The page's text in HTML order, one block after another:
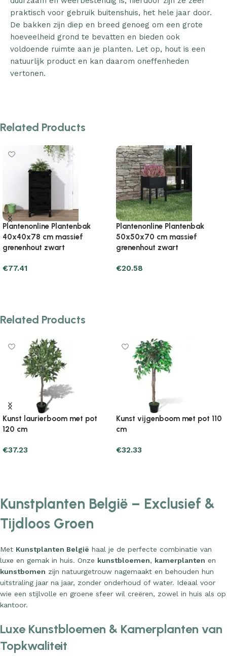
praktisch voor gebruik buitenshuis, het hele jaar door.
De bakken zijn diep en breed genoeg om een grote
hoeveelheid grond te bevatten en bieden ook
voldoende ruimte aan je planten. Let op, hout is een
natuurlijk product en kan daarom oneffenheden
vertonen.
Related Products
Plantenonline Plantenbak
50x50x70 cm massief
grenenhout zwart
€20.58
Plantenonline Plantenbak met
hekontwerp 40x40x40 cm
massief grenenhout zwart
€24.49
Related Products
Kunst laurierboom met pot
120 cm
€37.23
Kunst vijgenboom met pot 110
cm
€32.33
Kunstplanten België – Exclusief &
Tijdloos Groen
Met Kunstplanten België haal je de perfecte combinatie van
luxe en gemak in huis. Onze kunstbloemen, kamerplanten en
kunstbomen zijn natuurgetrouw nagemaakt en behouden hun
uitstraling jaar na jaar, zonder onderhoud of water. Ideaal voor
wie een stijlvolle en groene sfeer wil creëren, zowel in huis als op
kantoor.
Luxe Kunstbloemen & Kamerplanten van
Topkwaliteit